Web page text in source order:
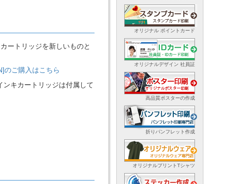
ートリッジを新しいものと
のご購入はこちら
ンキカートリッジは付属して
オリジナル ポイントカード
オリジナルデザイン 社員証
高品質ポスターの作成
折りパンフレット作成
オリジナルプリントTシャツ